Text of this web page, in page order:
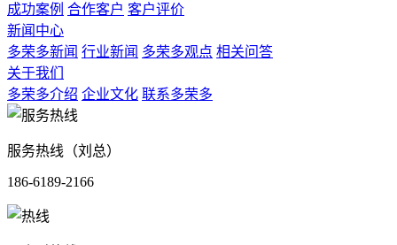
成功案例 合作客户 客户评价
新闻中心
多荣多新闻 行业新闻 多荣多观点 相关问答
关于我们
多荣多介绍 企业文化 联系多荣多
服务热线（刘总）
186-6189-2166